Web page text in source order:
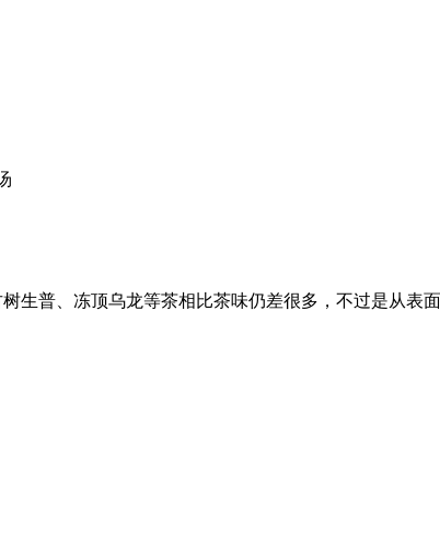
普、冻顶乌龙等茶相比茶味仍差很多，不过是从表